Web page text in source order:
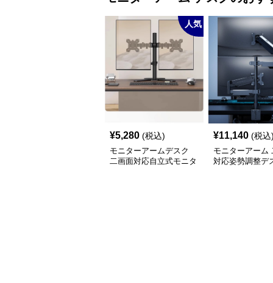
人気
¥5,280 (税込)
モニターアームデスク
二画面対応自立式モニタ
¥11,140 (税込)
モニターアーム
対応姿勢調整デ